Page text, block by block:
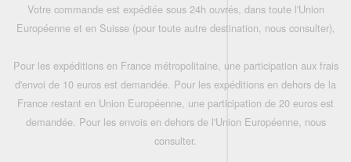
Votre commande est expédiée sous 24h ouvrés, dans toute l'Union
Européenne et en Suisse (pour toute autre destination, nous consulter),
Pour les expéditions en France métropolitaine, une participation aux frais
d'envoi de 10 euros est demandée. Pour les expéditions en dehors de la
France restant en Union Européenne, une participation de 20 euros est
demandée. Pour les envois en dehors de l'Union Européenne, nous
consulter.